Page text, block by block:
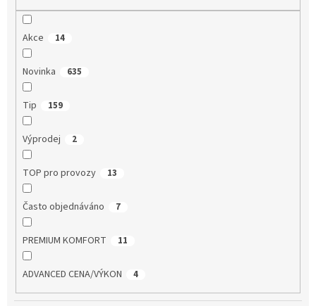
Akce 14
Novinka 635
Tip 159
Výprodej 2
TOP pro provozy 13
Často objednáváno 7
PREMIUM KOMFORT 11
ADVANCED CENA/VÝKON 4